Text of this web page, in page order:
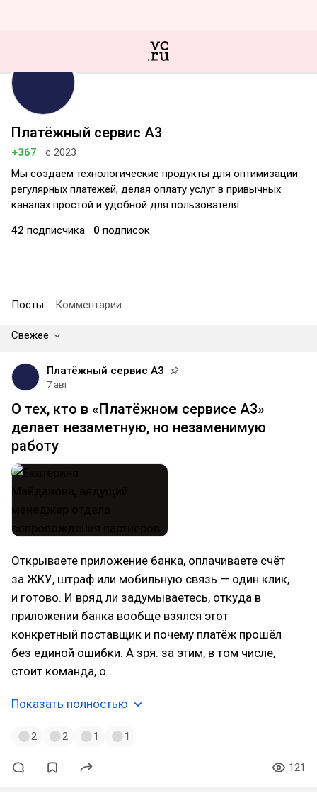
Платёжный сервис А3
+367
с 2023
Мы создаем технологические продукты для оптимизации
регулярных платежей, делая оплату услуг в привычных
каналах простой и удобной для пользователя
42 подписчика 0 подписок
Посты Комментарии
Свежее
Платёжный сервис А3
7 авг
О тех, кто в «Платёжном сервисе А3»
делает незаметную, но незаменимую
работу
Открываете приложение банка, оплачиваете счёт
за ЖКУ, штраф или мобильную связь — один клик,
и готово. И вряд ли задумываетесь, откуда в
приложении банка вообще взялся этот
конкретный поставщик и почему платёж прошёл
без единой ошибки. А зря: за этим, в том числе,
стоит команда, о…
Показать полностью
2 2 1 1
121